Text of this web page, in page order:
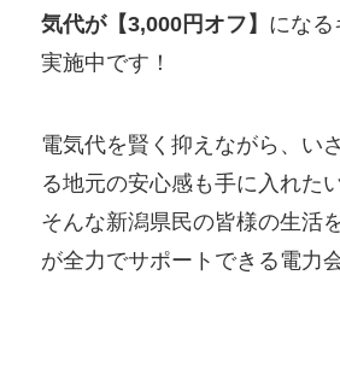
気代が【3,000円オフ】 になる
実施中です！
電気代を賢く抑えながら、い
る地元の安心感も手に入れたい
そんな新潟県民の皆様の生活
が全力でサポートできる電力